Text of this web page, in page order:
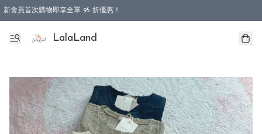
新會員首次購物即享全單 95 折優惠！
特選會員可享全單低至 9 折優惠！
LalaLand